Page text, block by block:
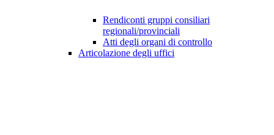
Rendiconti gruppi consiliari
regionali/provinciali
Atti degli organi di controllo
Articolazione degli uffici